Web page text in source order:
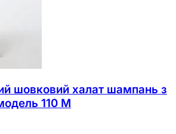
шовковий халат шампань з
110 M